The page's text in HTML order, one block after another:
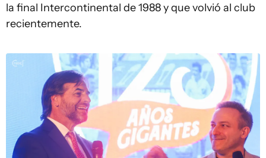
la final Intercontinental de 1988 y que volvió al club
recientemente.